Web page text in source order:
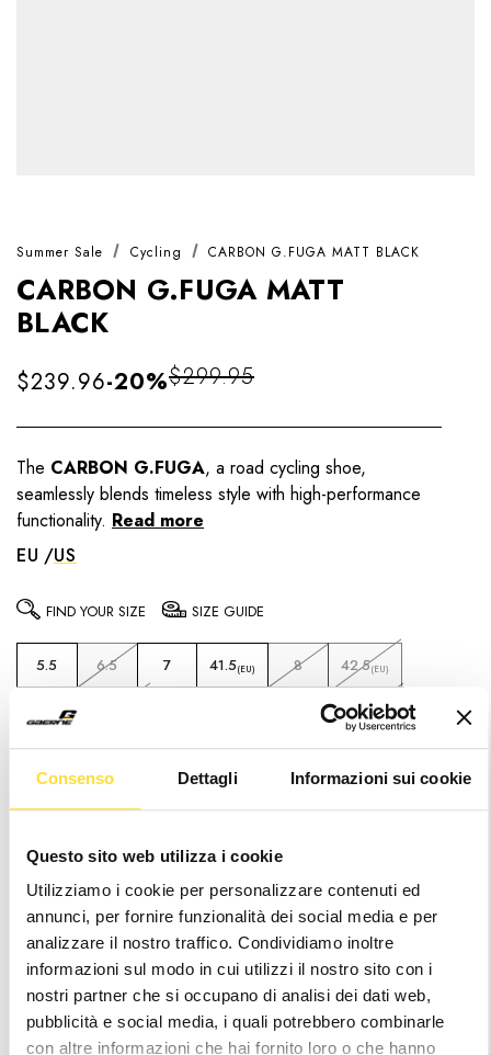
Consenso Dettagli Informazioni sui cookie
Questo sito web utilizza i cookie
Utilizziamo i cookie per personalizzare contenuti ed
annunci, per fornire funzionalità dei social media e per
analizzare il nostro traffico. Condividiamo inoltre
informazioni sul modo in cui utilizzi il nostro sito con i
nostri partner che si occupano di analisi dei dati web,
pubblicità e social media, i quali potrebbero combinarle
con altre informazioni che hai fornito loro o che hanno
Summer Sale Cycling CARBON G.FUGA MATT BLACK
CARBON G.FUGA MATT
BLACK
$299.95
-20%
$239.96
The CARBON G.FUGA, a road cycling shoe,
seamlessly blends timeless style with high-performance
functionality. Read more
EU
US
FIND YOUR SIZE SIZE GUIDE
5.5 6.5 7 41.5(EU) 8 42.5(EU)
45.5(EU)
11 12 13
Prices include duties – no extra costs
Notice: It seems like you are visiting us from.
Your location appears to be outside of our
shipping coverage area
Hurry
up!
only
left
Current
Stock: